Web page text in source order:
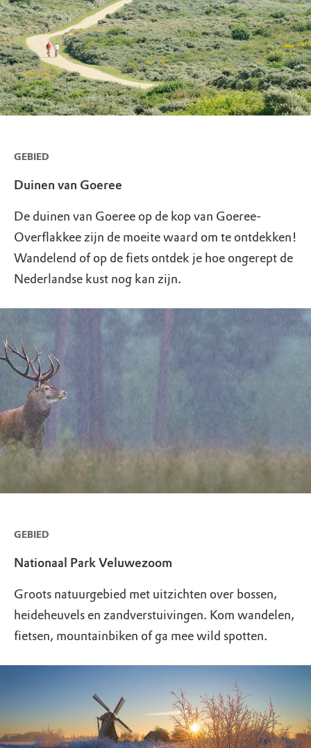
GEBIED
Duinen van Goeree
De duinen van Goeree op de kop van Goeree-
Overflakkee zijn de moeite waard om te ontdekken!
Wandelend of op de fiets ontdek je hoe ongerept de
Nederlandse kust nog kan zijn.
GEBIED
Nationaal Park Veluwezoom
Groots natuurgebied met uitzichten over bossen,
heideheuvels en zandverstuivingen. Kom wandelen,
fietsen, mountainbiken of ga mee wild spotten.